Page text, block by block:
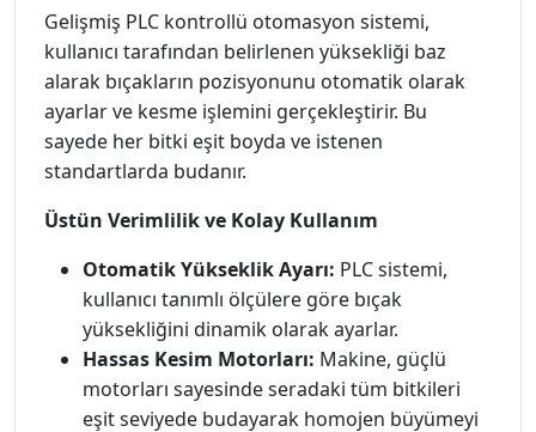
Gelişmiş PLC kontrollü otomasyon sistemi,
kullanıcı tarafından belirlenen yüksekliği baz
alarak bıçakların pozisyonunu otomatik olarak
ayarlar ve kesme işlemini gerçekleştirir. Bu
sayede her bitki eşit boyda ve istenen
standartlarda budanır.
Üstün Verimlilik ve Kolay Kullanım
Otomatik Yükseklik Ayarı: PLC sistemi,
kullanıcı tanımlı ölçülere göre bıçak
yüksekliğini dinamik olarak ayarlar.
Hassas Kesim Motorları: Makine, güçlü
motorları sayesinde seradaki tüm bitkileri
eşit seviyede budayarak homojen büyümeyi